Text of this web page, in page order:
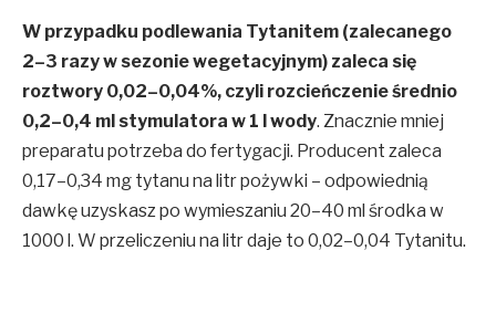
W przypadku podlewania Tytanitem (zalecanego
2–3 razy w sezonie wegetacyjnym) zaleca się
roztwory 0,02–0,04%, czyli rozcieńczenie średnio
0,2–0,4 ml stymulatora w 1 l wody. Znacznie mniej
preparatu potrzeba do fertygacji. Producent zaleca
0,17–0,34 mg tytanu na litr pożywki – odpowiednią
dawkę uzyskasz po wymieszaniu 20–40 ml środka w
1000 l. W przeliczeniu na litr daje to 0,02–0,04 Tytanitu.